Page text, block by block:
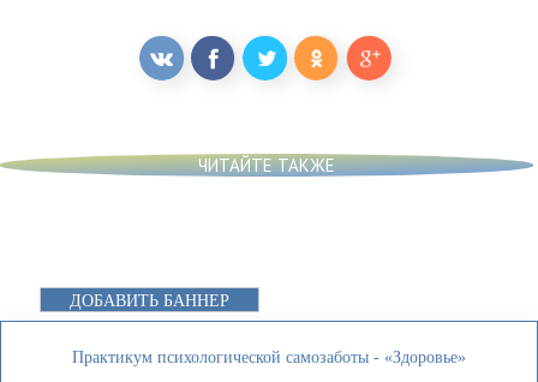
ЧИТАЙТЕ ТАКЖЕ
ДОБАВИТЬ БАННЕР
Практикум психологической самозаботы - «Здоровье»